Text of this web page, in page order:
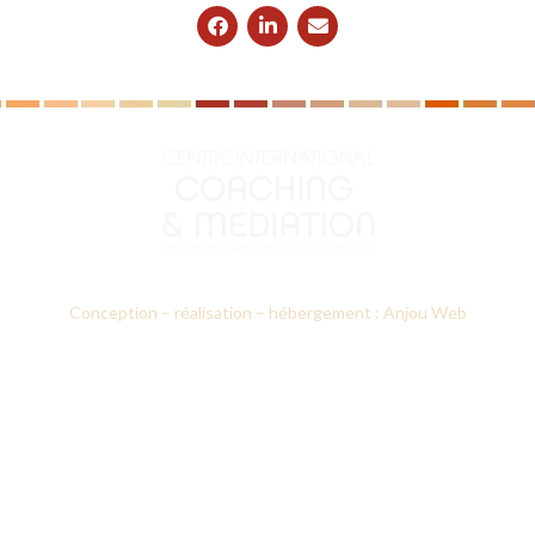
Conception – réalisation – hébergement : Anjou Web